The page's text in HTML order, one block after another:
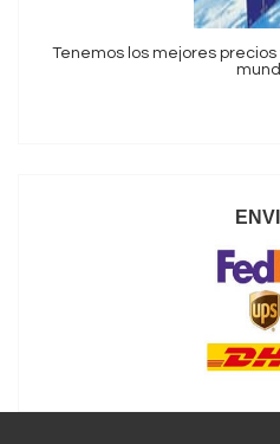
Tenemos los mejores